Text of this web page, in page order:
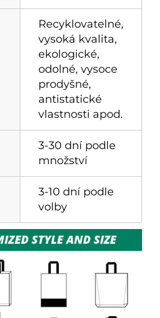
Recyklovatelné,
vysoká kvalita,
ekologické,
odolné, vysoce
prodyšné,
antistatické
vlastnosti apod.
3-30 dní podle
množství
3-10 dní podle
volby